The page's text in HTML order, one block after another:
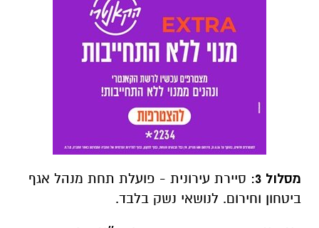
מסלול 3
: סיירת עירונית - פועלת תחת מנהל אגף
ביטחון וחירום. לנושאי נשק בלבד.